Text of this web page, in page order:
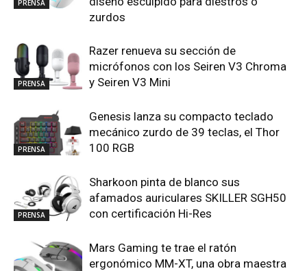
PRENSA
zurdos
PRENSA
Razer renueva su sección de
micrófonos con los Seiren V3 Chroma
y Seiren V3 Mini
PRENSA
Genesis lanza su compacto teclado
mecánico zurdo de 39 teclas, el Thor
100 RGB
PRENSA
Sharkoon pinta de blanco sus
afamados auriculares SKILLER SGH50
con certificación Hi-Res
Mars Gaming te trae el ratón
ergonómico MM-XT, una obra maestra